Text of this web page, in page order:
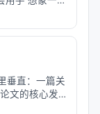
清每一根血
的层次。但她
垂直：一篇关
文的核心发
人类实体的